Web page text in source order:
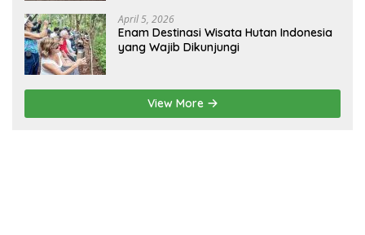
April 5, 2026
Enam Destinasi Wisata Hutan Indonesia
yang Wajib Dikunjungi
View More